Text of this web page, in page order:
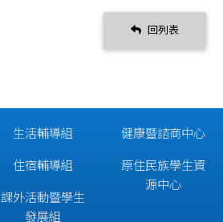
回列表
生活輔導組
住宿輔導組
課外活動暨學生
發展組
健康暨諮商中心
原住民族學生資
源中心